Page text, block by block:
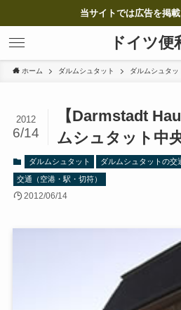
当サイトでは広告を掲載
ドイツ便
ホーム ダルムシュタット ダルムシュタッ
【Darmstadt
ムシュタット中
2012
6/14
ダルムシュタット ダルムシュタットの交
交通（空港・駅・切符）
2012/06/14